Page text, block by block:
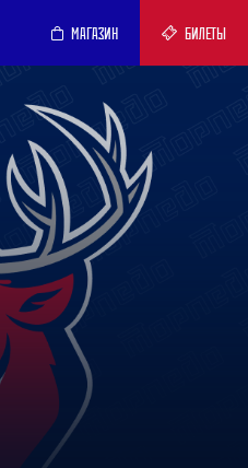
МАГАЗИН БИЛЕТЫ